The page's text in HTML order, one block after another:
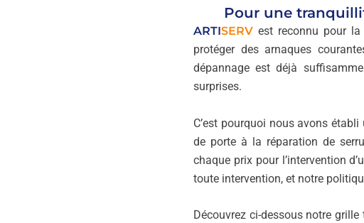
Pour une
ARTISERV est reconnu pour
protéger des arnaques
dépannage est déjà
surprises.
C’est pourquoi nous avons
de porte à la réparation de
chaque prix pour l’intervention
toute intervention, et notre
Découvrez ci-dessous notre